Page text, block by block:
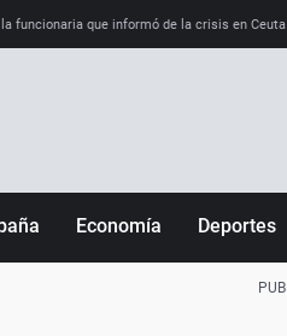
funcionaria que informó de la crisis en Ceuta
Economía Deportes